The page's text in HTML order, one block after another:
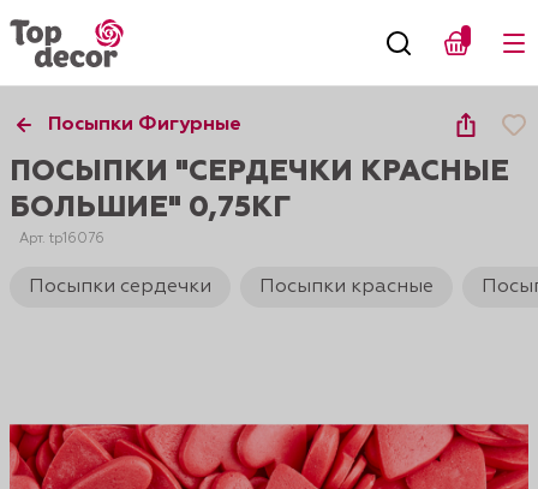
Посыпки Фигурные
ПОСЫПКИ "СЕРДЕЧКИ КРАСНЫЕ
БОЛЬШИЕ" 0,75КГ
Арт. tp16076
Посыпки сердечки Посыпки красные